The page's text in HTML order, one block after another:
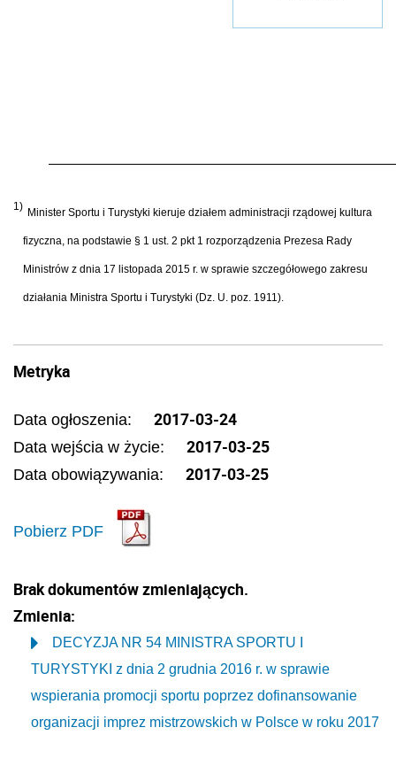
1) Minister Sportu i Turystyki kieruje działem administracji rządowej kultura
fizyczna, na podstawie § 1 ust. 2 pkt 1 rozporządzenia Prezesa Rady
Ministrów z dnia 17 listopada 2015 r. w sprawie szczegółowego zakresu
działania Ministra Sportu i Turystyki (Dz. U. poz. 1911).
Metryka
Data ogłoszenia: 2017-03-24
Data wejścia w życie: 2017-03-25
Data obowiązywania: 2017-03-25
Pobierz PDF
Brak dokumentów zmieniających.
Zmienia:
DECYZJA NR 54 MINISTRA SPORTU I
TURYSTYKI z dnia 2 grudnia 2016 r. w sprawie
wspierania promocji sportu poprzez dofinansowanie
organizacji imprez mistrzowskich w Polsce w roku 2017